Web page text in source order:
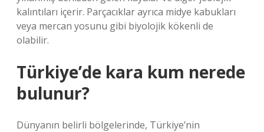
kalıntıları içerir. Parçacıklar ayrıca midye kabukları
veya mercan yosunu gibi biyolojik kökenli de
olabilir.
Türkiye’de kara kum nerede
bulunur?
Dünyanın belirli bölgelerinde, Türkiye’nin